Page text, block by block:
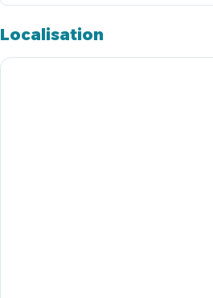
Localisation